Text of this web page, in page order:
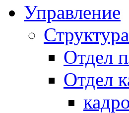
Управление
Структура
Отдел
Отдел